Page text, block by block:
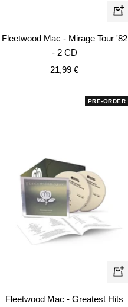
In
Fleetwood Mac - Mirage Tour '82
- 2 CD
Angebotspreis
21,99 €
PRE-ORDER
In
Fleetwood Mac - Greatest Hits